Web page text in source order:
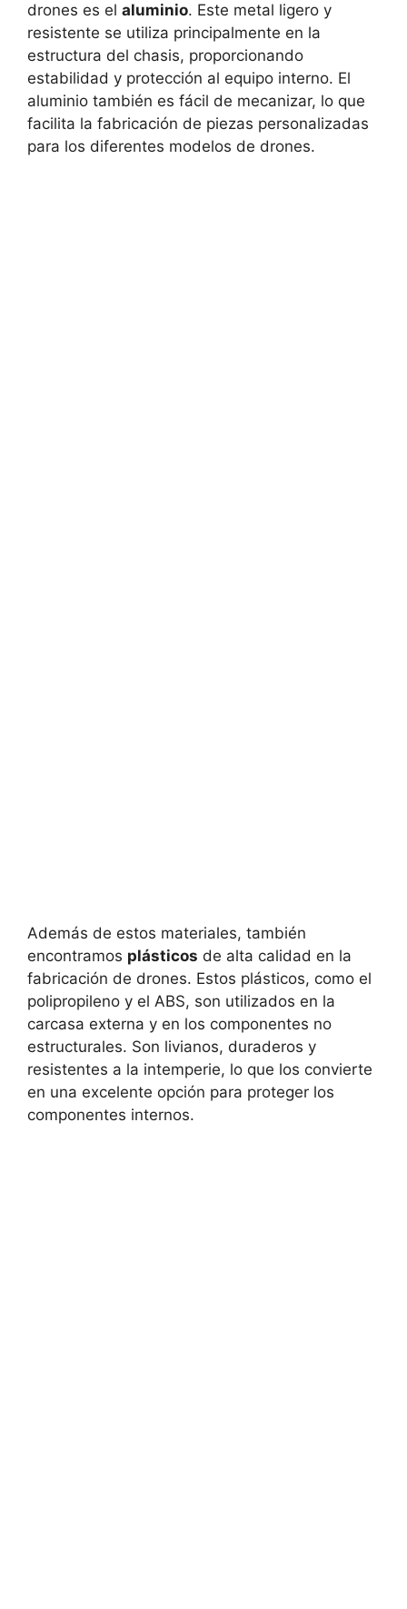
drones es el aluminio. Este metal ligero y
resistente se utiliza principalmente en la
estructura del chasis, proporcionando
estabilidad y protección al equipo interno. El
aluminio también es fácil de mecanizar, lo que
facilita la fabricación de piezas personalizadas
para los diferentes modelos de drones.
Además de estos materiales, también
encontramos plásticos de alta calidad en la
fabricación de drones. Estos plásticos, como el
polipropileno y el ABS, son utilizados en la
carcasa externa y en los componentes no
estructurales. Son livianos, duraderos y
resistentes a la intemperie, lo que los convierte
en una excelente opción para proteger los
componentes internos.